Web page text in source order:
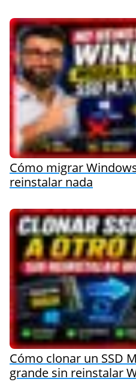
Cómo migrar
reinstalar nada
Cómo clonar un SSD
grande sin reinstalar